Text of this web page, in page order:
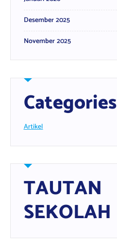
Desember 2025
November 2025
Categories
Artikel
TAUTAN
SEKOLAH